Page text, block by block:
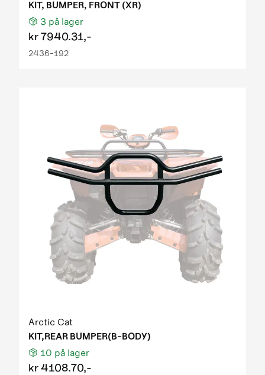
KIT, BUMPER, FRONT (XR)
3 på lager
kr7940.31,-
2436-192
Arctic Cat
KIT,REAR BUMPER(B-BODY)
10 på lager
kr4108.70,-